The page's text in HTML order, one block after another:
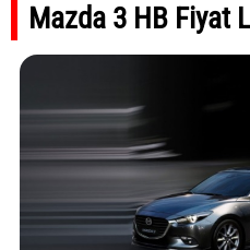
Mazda 3 HB Fiyat